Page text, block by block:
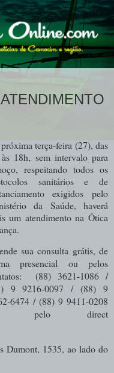
terça-feira (27), das
18h, sem intervalo para
respeitando todos os
sanitários e de
exigidos pelo
da Saúde, haverá
um atendimento na Ótica
sua consulta grátis, de
presencial ou pelos
(88) 3621-1086 /
9 9216-0097 / (88) 9
6474 / (88) 9 9411-0208
pelo direct
Dumont, 1535, ao lado do